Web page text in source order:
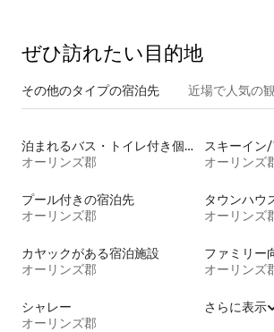
ぜひ訪⁠れ⁠た⁠い目⁠的⁠地
その他のタ⁠イ⁠プ⁠の宿⁠泊⁠先 近場で人気の
泊まれるバス・トイレ付き個室
オーリンズ郡
オーリンズ
プール付きの宿泊先
オーリンズ郡
タウンハウ
オーリンズ
カヤックがある宿泊施設
オーリンズ郡
ファミリー
オーリンズ
シャレー
オーリンズ郡
さらに表示